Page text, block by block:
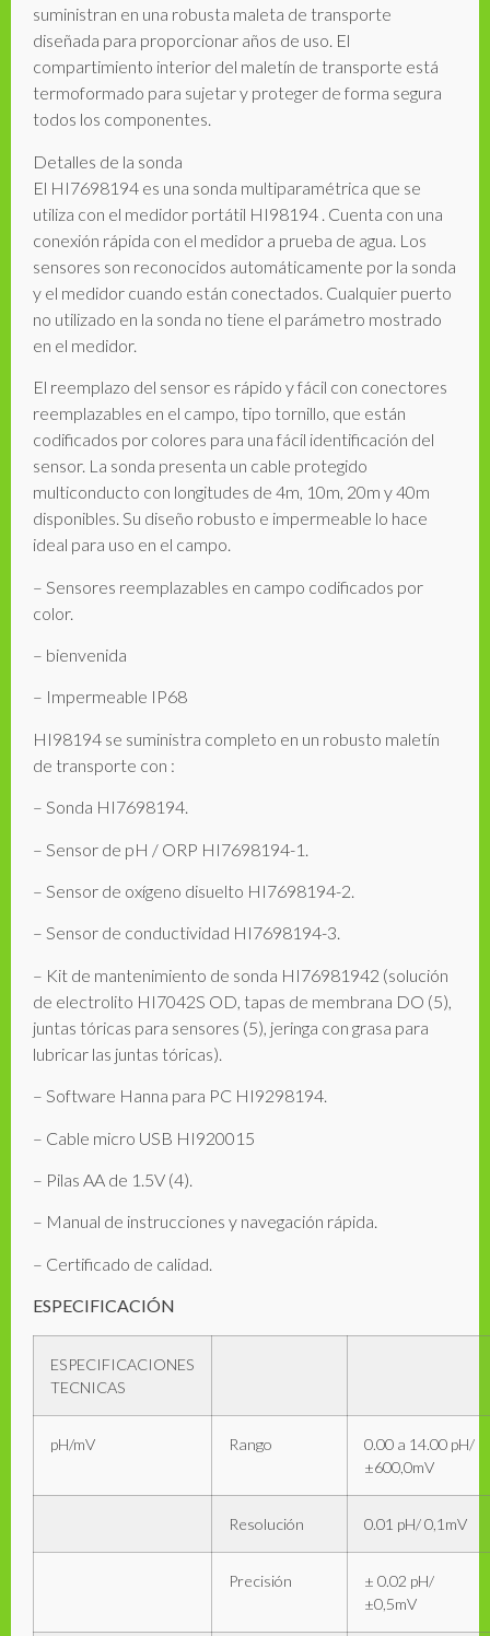
suministran en una robusta maleta de transporte
diseñada para proporcionar años de uso. El
compartimiento interior del maletín de transporte está
termoformado para sujetar y proteger de forma segura
todos los componentes.
Detalles de la sonda
El HI7698194 es una sonda multiparamétrica que se
utiliza con el medidor portátil HI98194 . Cuenta con una
conexión rápida con el medidor a prueba de agua. Los
sensores son reconocidos automáticamente por la sonda
y el medidor cuando están conectados. Cualquier puerto
no utilizado en la sonda no tiene el parámetro mostrado
en el medidor.
El reemplazo del sensor es rápido y fácil con conectores
reemplazables en el campo, tipo tornillo, que están
codificados por colores para una fácil identificación del
sensor. La sonda presenta un cable protegido
multiconducto con longitudes de 4m, 10m, 20m y 40m
disponibles. Su diseño robusto e impermeable lo hace
ideal para uso en el campo.
– Sensores reemplazables en campo codificados por
color.
– bienvenida
– Impermeable IP68
HI98194 se suministra completo en un robusto maletín
de transporte con :
– Sonda HI7698194.
– Sensor de pH / ORP HI7698194-1.
– Sensor de oxígeno disuelto HI7698194-2.
– Sensor de conductividad HI7698194-3.
– Kit de mantenimiento de sonda HI76981942 (solución
de electrolito HI7042S OD, tapas de membrana DO (5),
juntas tóricas para sensores (5), jeringa con grasa para
lubricar las juntas tóricas).
– Software Hanna para PC HI9298194.
– Cable micro USB HI920015
– Pilas AA de 1.5V (4).
– Manual de instrucciones y navegación rápida.
– Certificado de calidad.
ESPECIFICACIÓN
ESPECIFICACIONES
TECNICAS
pH/mV Rango
0.00 a 14.00 pH/
±600,0mV
Resolución 0.01 pH/ 0,1mV
Precisión
± 0.02 pH/
±0,5mV